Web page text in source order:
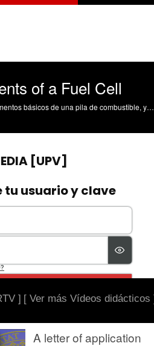
of a Fuel Cell
El objetivo es conocer los elementos básicos de una pila de combustible, y comprender su función y característicsa. Ribes Greus, MD. (2010). Main Components of a Fuel Cell. https://riunet.upv.es/handle/10251/8168
] [ Ver más Vídeos didácticos
A letter of application